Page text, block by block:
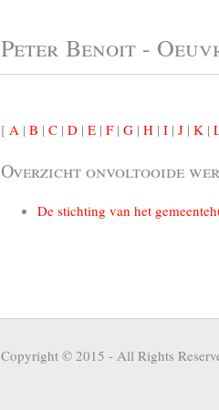
Peter Benoit -
[ A | B | C | D | E | F| G | H | I | J | K |
Overzicht onvoltooide
De stichting van het
Copyright © 2015 - All Rights